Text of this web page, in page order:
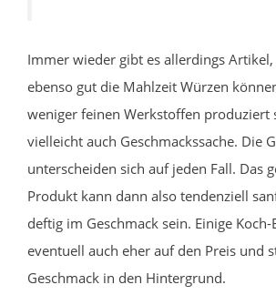
Immer wieder gibt es allerdings
ebenso gut die Mahlzeit Würzen
weniger feinen Werkstoffen produziert
vielleicht auch Geschmackssache. Die
unterscheiden sich auf jeden Fall. Das
Produkt kann dann also tendenziell
deftig im Geschmack sein. Einige
eventuell auch eher auf den Preis und
Geschmack in den Hintergrund.